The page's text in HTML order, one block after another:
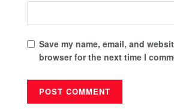
Save my name, email, and
browser for the next time I